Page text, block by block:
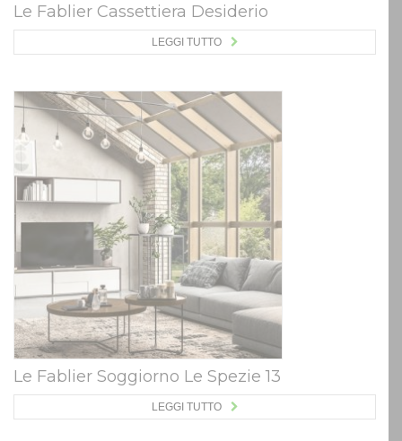
Le Fablier Cassettiera Desiderio
LEGGI TUTTO
Le Fablier Soggiorno Le Spezie 13
LEGGI TUTTO